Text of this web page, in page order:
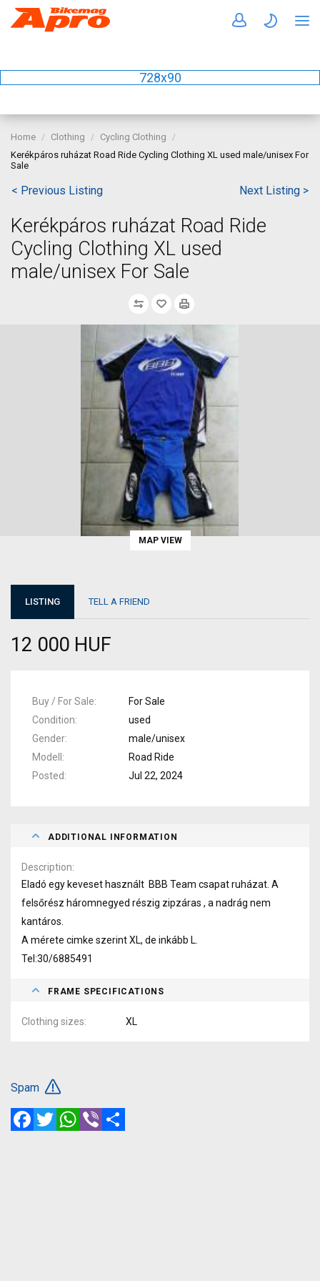
728x90
Home Clothing
Cycling Clothing
Kerékpáros ruházat Road Ride Cycling Clothing XL used male/unisex For
Sale
< Previous Listing Next Listing >
Kerékpáros ruházat Road Ride
Cycling Clothing XL used
male/unisex For Sale
MAP VIEW
LISTING TELL A FRIEND
12 000 HUF
Buy / For Sale
For Sale
Condition
used
Gender
male/unisex
Modell
Road Ride
Posted
Jul 22, 2024
ADDITIONAL INFORMATION
Description
Eladó egy keveset használt BBB Team csapat ruházat. A
felsőrész háromnegyed részig zipzáras , a nadrág nem
kantáros.
A mérete cimke szerint XL, de inkább L.
Tel:30/6885491
FRAME SPECIFICATIONS
Clothing sizes XL
Spam
FacebookTwitterWhatsApp
Viber